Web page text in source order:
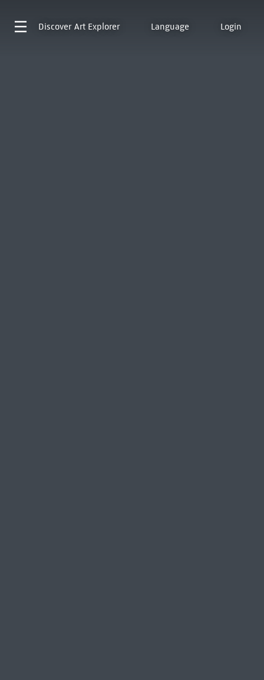
Discover Art Explorer Language Login